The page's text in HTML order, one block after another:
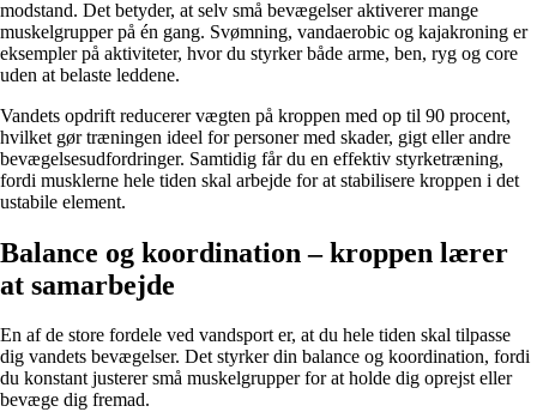
modstand. Det betyder, at selv små bevægelser aktiverer mange
muskelgrupper på én gang. Svømning, vandaerobic og kajakroning er
eksempler på aktiviteter, hvor du styrker både arme, ben, ryg og core
uden at belaste leddene.
Vandets opdrift reducerer vægten på kroppen med op til 90 procent,
hvilket gør træningen ideel for personer med skader, gigt eller andre
bevægelsesudfordringer. Samtidig får du en effektiv styrketræning,
fordi musklerne hele tiden skal arbejde for at stabilisere kroppen i det
ustabile element.
Balance og koordination – kroppen lærer
at samarbejde
En af de store fordele ved vandsport er, at du hele tiden skal tilpasse
dig vandets bevægelser. Det styrker din balance og koordination, fordi
du konstant justerer små muskelgrupper for at holde dig oprejst eller
bevæge dig fremad.